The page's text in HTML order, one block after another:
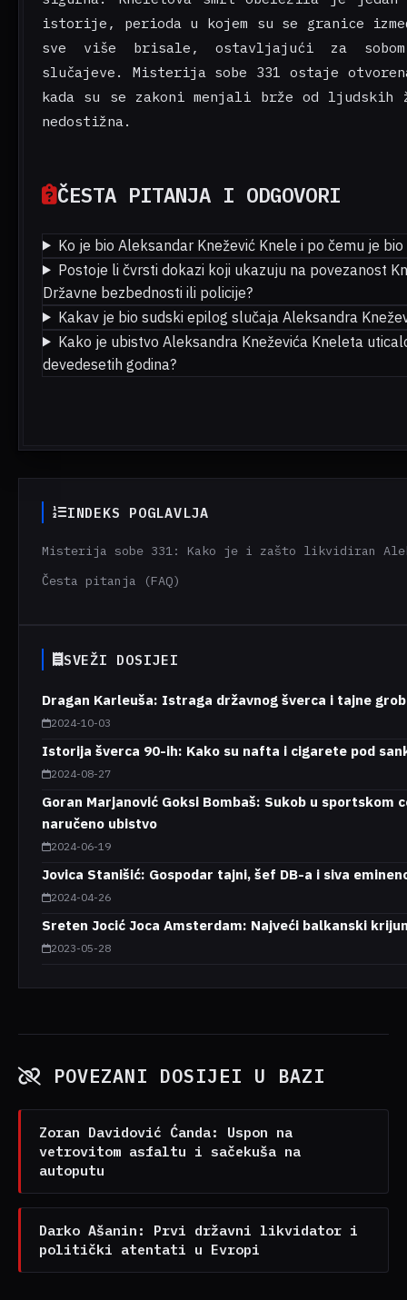
istorije, perioda u kojem su se granice
sve više brisale, ostavljajući za
slučajeve. Misterija sobe 331 ostaje
kada su se zakoni menjali brže od
nedostižna.
ČESTA PITANJA I ODGOVORI
Ko je bio Aleksandar Knežević Knele i po čemu je
Postoje li čvrsti dokazi koji ukazuju na povezanost
Državne bezbednosti ili policije?
Kakav je bio sudski epilog slučaja Aleksandra
Kako je ubistvo Aleksandra Kneževića Kneleta
devedesetih godina?
INDEKS POGLAVLJA
Misterija sobe 331: Kako je i zašto likvidiran
Česta pitanja (FAQ)
SVEŽI DOSIJEI
Dragan Karleuša: Istraga državnog šverca i tajne
2024-10-03
Istorija šverca 90-ih: Kako su nafta i cigarete pod
2024-08-27
Goran Marjanović Goksi Bombaš: Sukob u sportskom
naručeno ubistvo
2024-06-19
Jovica Stanišić: Gospodar tajni, šef DB-a i siva
2024-04-26
Sreten Jocić Joca Amsterdam: Najveći balkanski
2023-05-28
POVEZANI DOSIJEI U BAZI
Zoran Davidović Ćanda: Uspon na
vetrovitom asfaltu i sačekuša na
autoputu
Darko Ašanin: Prvi državni likvidator i
politički atentati u Evropi